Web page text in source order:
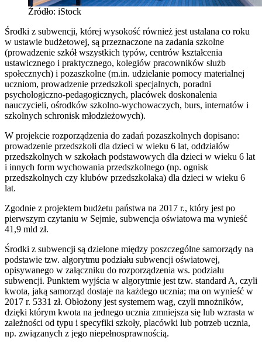
Źródło: iStock
Środki z subwencji, której wysokość również jest ustalana co roku
w ustawie budżetowej, są przeznaczone na zadania szkolne
(prowadzenie szkół wszystkich typów, centrów kształcenia
ustawicznego i praktycznego, kolegiów pracowników służb
społecznych) i pozaszkolne (m.in. udzielanie pomocy materialnej
uczniom, prowadzenie przedszkoli specjalnych, poradni
psychologiczno-pedagogicznych, placówek doskonalenia
nauczycieli, ośrodków szkolno-wychowaczych, burs, internatów i
szkolnych schronisk młodzieżowych).
W projekcie rozporządzenia do zadań pozaszkolnych dopisano:
prowadzenie przedszkoli dla dzieci w wieku 6 lat, oddziałów
przedszkolnych w szkołach podstawowych dla dzieci w wieku 6 lat
i innych form wychowania przedszkolnego (np. ognisk
przedszkolnych czy klubów przedszkolaka) dla dzieci w wieku 6
lat.
Zgodnie z projektem budżetu państwa na 2017 r., który jest po
pierwszym czytaniu w Sejmie, subwencja oświatowa ma wynieść
41,9 mld zł.
Środki z subwencji są dzielone między poszczególne samorządy na
podstawie tzw. algorytmu podziału subwencji oświatowej,
opisywanego w załączniku do rozporządzenia ws. podziału
subwencji. Punktem wyjścia w algorytmie jest tzw. standard A, czyli
kwota, jaką samorząd dostaje na każdego ucznia; ma on wynieść w
2017 r. 5331 zł. Obłożony jest systemem wag, czyli mnożników,
dzięki którym kwota na jednego ucznia zmniejsza się lub wzrasta w
zależności od typu i specyfiki szkoły, placówki lub potrzeb ucznia,
np. związanych z jego niepełnosprawnością.